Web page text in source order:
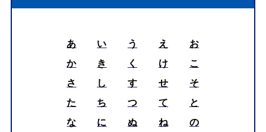
あ い う え
お
か
き く け
こ
さ
し す せ
そ
た
ち つ て
と
な
に ぬ ね
の